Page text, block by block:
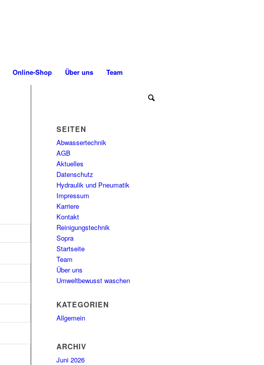
Online-Shop Über uns Team
SEITEN
Abwassertechnik
AGB
Aktuelles
Datenschutz
Hydraulik und Pneumatik
Impressum
Karriere
Kontakt
Reinigungstechnik
Sopra
Startseite
Team
Über uns
Umweltbewusst waschen
KATEGORIEN
Allgemein
ARCHIV
Juni 2026